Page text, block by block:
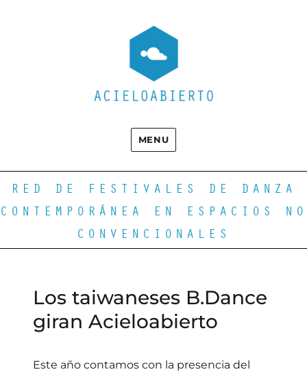
MENU
RED DE FESTIVALES DE DANZA
CONTEMPORÁNEA EN ESPACIOS NO
CONVENCIONALES
Los taiwaneses B.Dance
giran Acieloabierto
Este año contamos con la presencia del